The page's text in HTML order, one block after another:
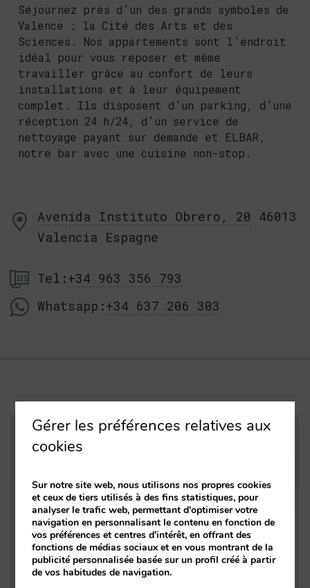
Séjournez près d’un des grands symboles de
Valence : la Cité des Arts et des
Sciences. Nos appartements sont l’endroit
idéal pour vous reposer et même
travailler grâce au confort de leurs
installations et à leur équipement
complet. Ils disposent d’un parking, d’une
réception 24 h/24, d’un service de
nettoyage payant sur demande et ELBAR,
notre bar avec une cuisine non-stop.
Avenida Instituto Obrero, 20 46013
Valencia Espagne
Tel:+34 963 356 793
Whatsapp:+34 637 206 303
Gérer les préférences relatives aux
cookies
Sur notre site web, nous utilisons nos propres cookies
et ceux de tiers utilisés à des fins statistiques, pour
analyser le trafic web, permettant d'optimiser votre
navigation en personnalisant le contenu en fonction de
vos préférences et centres d'intérêt, en offrant des
fonctions de médias sociaux et en vous montrant de la
publicité personnalisée basée sur un profil créé à partir
de vos habitudes de navigation.